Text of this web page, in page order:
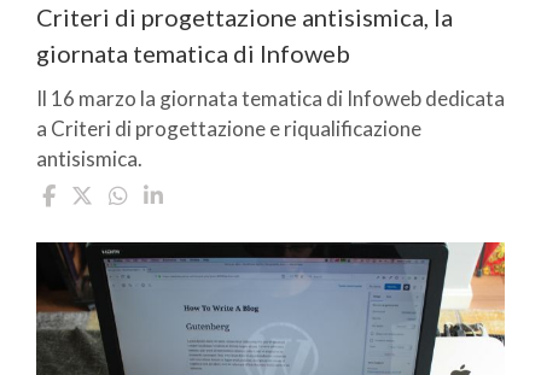
Criteri di progettazione antisismica, la
giornata tematica di Infoweb
Il 16 marzo la giornata tematica di Infoweb dedicata
a Criteri di progettazione e riqualificazione
antisismica.